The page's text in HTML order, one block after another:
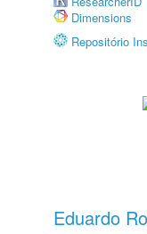
Dimensions
Repositório
Eduardo